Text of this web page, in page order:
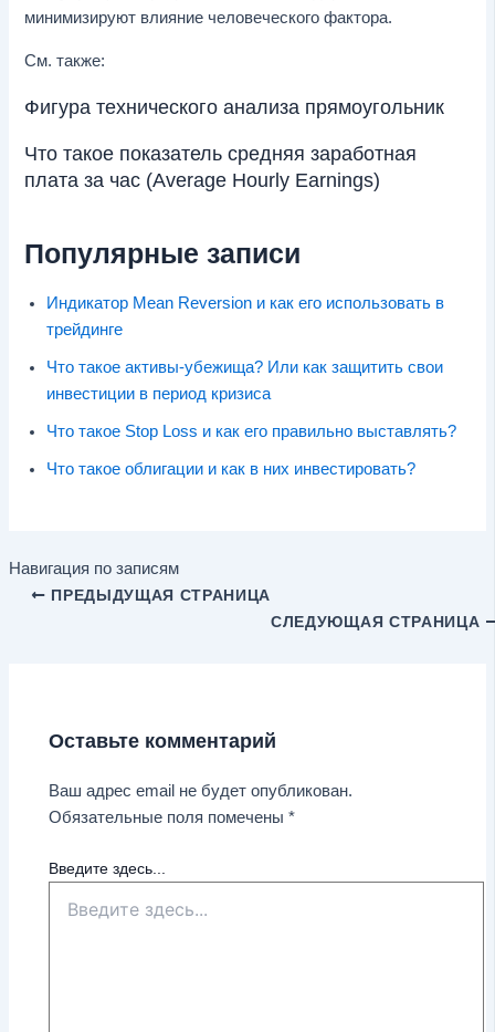
минимизируют влияние человеческого фактора.
См. также:
Фигура технического анализа прямоугольник
Что такое показатель средняя заработная
плата за час (Average Hourly Earnings)
Популярные записи
Индикатор Mean Reversion и как его использовать в
трейдинге
Что такое активы-убежища? Или как защитить свои
инвестиции в период кризиса
Что такое Stop Loss и как его правильно выставлять?
Что такое облигации и как в них инвестировать?
Навигация по записям
ПРЕДЫДУЩАЯ СТРАНИЦА
СЛЕДУЮЩАЯ СТРАНИЦА
Оставьте комментарий
Ваш адрес email не будет опубликован.
Обязательные поля помечены*
Введите здесь...